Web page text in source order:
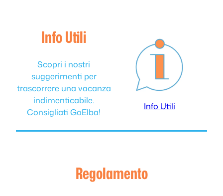
Info Utili
Scopri i nostri
suggerimenti per
trascorrere una vacanza
indimenticabile.
Consigliati GoElba!
Info Utili
Regolamento